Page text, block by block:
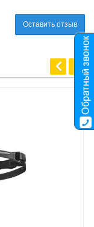
Оставить отзыв